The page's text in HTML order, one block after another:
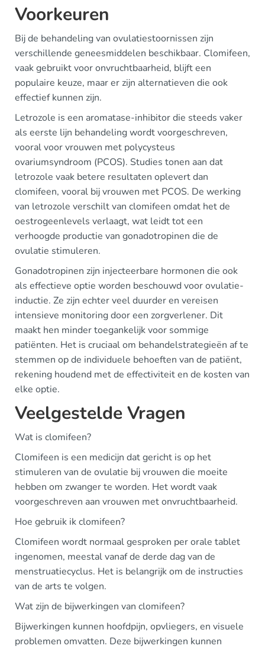
Voorkeuren
Bij de behandeling van ovulatiestoornissen zijn
verschillende geneesmiddelen beschikbaar. Clomifeen,
vaak gebruikt voor onvruchtbaarheid, blijft een
populaire keuze, maar er zijn alternatieven die ook
effectief kunnen zijn.
Letrozole is een aromatase-inhibitor die steeds vaker
als eerste lijn behandeling wordt voorgeschreven,
vooral voor vrouwen met polycysteus
ovariumsyndroom (PCOS). Studies tonen aan dat
letrozole vaak betere resultaten oplevert dan
clomifeen, vooral bij vrouwen met PCOS. De werking
van letrozole verschilt van clomifeen omdat het de
oestrogeenlevels verlaagt, wat leidt tot een
verhoogde productie van gonadotropinen die de
ovulatie stimuleren.
Gonadotropinen zijn injecteerbare hormonen die ook
als effectieve optie worden beschouwd voor ovulatie-
inductie. Ze zijn echter veel duurder en vereisen
intensieve monitoring door een zorgverlener. Dit
maakt hen minder toegankelijk voor sommige
patiënten. Het is cruciaal om behandelstrategieën af te
stemmen op de individuele behoeften van de patiënt,
rekening houdend met de effectiviteit en de kosten van
elke optie.
Veelgestelde Vragen
Wat is clomifeen?
Clomifeen is een medicijn dat gericht is op het
stimuleren van de ovulatie bij vrouwen die moeite
hebben om zwanger te worden. Het wordt vaak
voorgeschreven aan vrouwen met onvruchtbaarheid.
Hoe gebruik ik clomifeen?
Clomifeen wordt normaal gesproken per orale tablet
ingenomen, meestal vanaf de derde dag van de
menstruatiecyclus. Het is belangrijk om de instructies
van de arts te volgen.
Wat zijn de bijwerkingen van clomifeen?
Bijwerkingen kunnen hoofdpijn, opvliegers, en visuele
problemen omvatten. Deze bijwerkingen kunnen